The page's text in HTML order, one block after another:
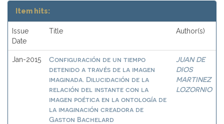
Item hits:
Issue
Date
Title Author(s)
Jan-2015
Configuración de un tiempo
detenido a través de la imagen
imaginada. Dilucidación de la
relación del instante con la
imagen poética en la ontología de
la imaginación creadora de
Gaston Bachelard
JUAN DE
DIOS
MARTINEZ
LOZORNIO